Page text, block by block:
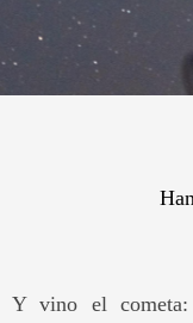
Y vino el